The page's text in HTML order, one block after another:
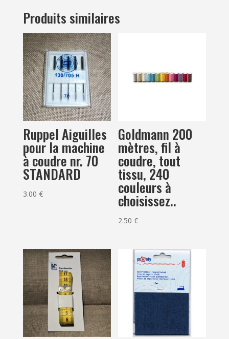
Produits similaires
Ruppel Aiguilles
pour la machine
à coudre nr. 70
STANDARD
3.00 €
Goldmann 200
mètres, fil à
coudre, tout
tissu, 240
couleurs à
choisissez..
2.50€